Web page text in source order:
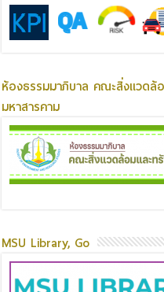
ห้องธรรมมาภิบาล คณะสิ่งแวดล้
มหาสารคาม
MSU Library, Go